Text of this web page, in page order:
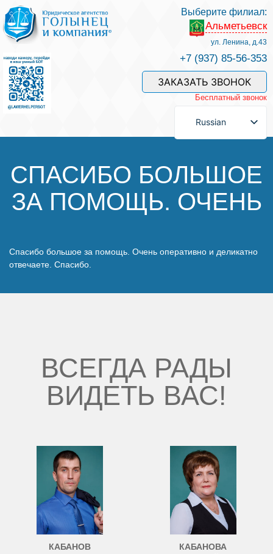
Услуги и наши специалисты
Оплата услуг
Задать вопрос
Отзывы
Выберите филиал:
Альметьевск
ул. Ленина, д.43
+7 (937) 85-56-353
ЗАКАЗАТЬ ЗВОНОК
Бесплатный звонок
Russian
СПАСИБО БОЛЬШОЕ
ЗА ПОМОЩЬ. ОЧЕНЬ
Спасибо большое за помощь. Очень оперативно и деликатно
отвечаете. Спасибо.
ВСЕГДА РАДЫ
ВИДЕТЬ ВАС!
КАБАНОВ
КАБАНОВА